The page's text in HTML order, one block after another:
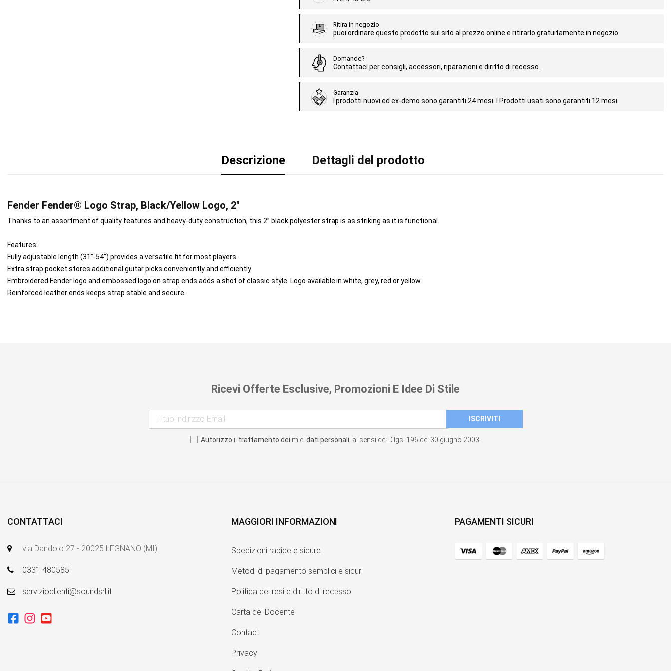
Ritira in negozio
puoi ordinare questo prodotto sul sito al prezzo online e ritirarlo gratuitamente in negozio.
Domande?
Contattaci per consigli, accessori, riparazioni e diritto di recesso.
Garanzia
I prodotti nuovi ed ex-demo sono garantiti 24 mesi. I Prodotti usati sono garantiti 12 mesi.
Descrizione Dettagli del prodotto
Fender Fender® Logo Strap, Black/Yellow Logo, 2"
Thanks to an assortment of quality features and heavy-duty construction, this 2” black polyester strap is as striking as it is functional.
Features:
Fully adjustable length (31”-54”) provides a versatile fit for most players.
Extra strap pocket stores additional guitar picks conveniently and efficiently.
Embroidered Fender logo and embossed logo on strap ends adds a shot of classic style. Logo available in white, grey, red or yellow.
Reinforced leather ends keeps strap stable and secure.
Ricevi Offerte Esclusive, Promozioni E Idee Di Stile
Autorizzo il trattamento dei miei dati personali , ai sensi del D.lgs. 196 del 30 giugno 2003.
CONTATTACI
via Dandolo 27 - 20025 LEGNANO (MI)
0331 480585
servizioclienti@soundsrl.it
MAGGIORI INFORMAZIONI
Spedizioni rapide e sicure
Metodi di pagamento semplici e sicuri
Politica dei resi e diritto di recesso
Carta del Docente
Contact
Privacy
PAGAMENTI SICURI